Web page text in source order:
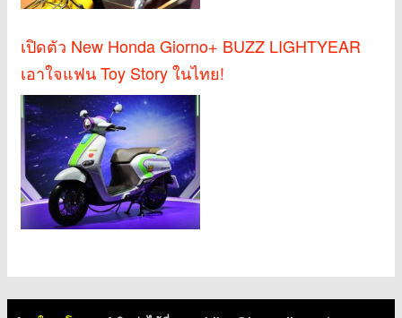
เปิดตัว New Honda Giorno+ BUZZ LIGHTYEAR
เอาใจแฟน Toy Story ในไทย!